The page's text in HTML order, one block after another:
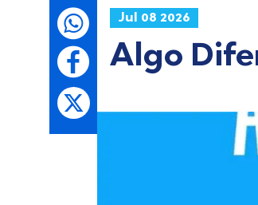
Jul 08 2026
Algo